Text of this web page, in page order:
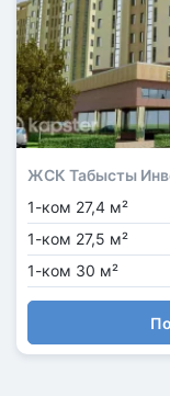
ЖСК Табысты
1-ком 27,4 м²
1-ком 27,5 м²
1-ком 30 м²